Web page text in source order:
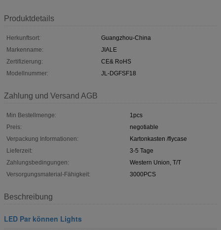
Produktdetails
Herkunftsort:
Guangzhou-China
Markenname:
JIALE
Zertifizierung:
CE& RoHS
Modellnummer:
JL-DGFSF18
Zahlung und Versand AGB
Min Bestellmenge:
1pcs
Preis:
negotiable
Verpackung Informationen:
Kartonkasten /flycase
Lieferzeit:
3-5 Tage
Zahlungsbedingungen:
Western Union, T/T
Versorgungsmaterial-Fähigkeit:
3000PCS
Beschreibung
LED Par können Lights